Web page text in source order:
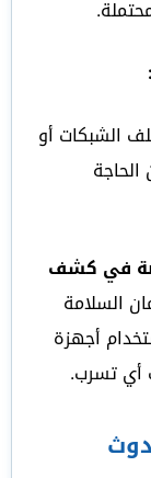
الشبكات أو
في كشف
السلامة
أجهزة
أي تسرب.